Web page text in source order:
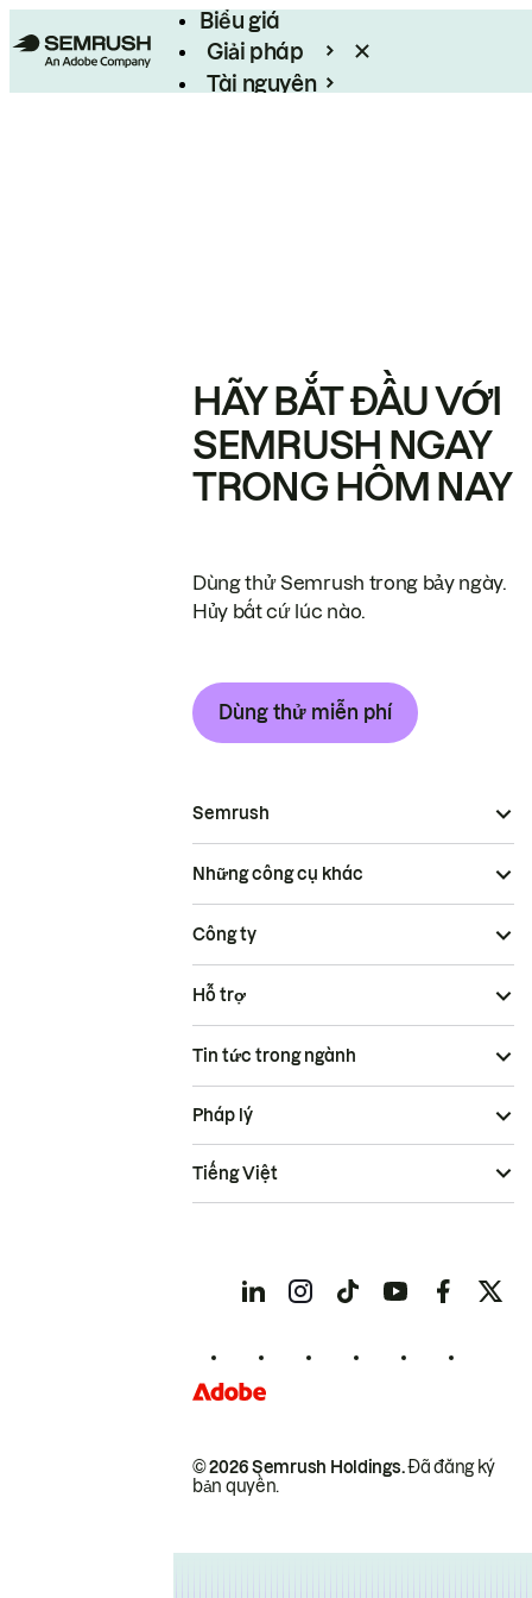
Biểu giá
Giải pháp
Tài nguyên
HÃY BẮT ĐẦU VỚI
SEMRUSH NGAY
TRONG HÔM NAY
Dùng thử Semrush trong bảy ngày.
Hủy bất cứ lúc nào.
Dùng thử miễn phí
Semrush
Những công cụ khác
Công ty
Hỗ trợ
Tin tức trong ngành
© 2026 Semrush Holdings.Đã đăng ký
bản quyền.
Pháp lý
Tiếng Việt